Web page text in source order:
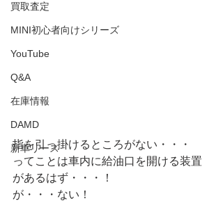
買取査定
MINI初心者向けシリーズ
YouTube
Q&A
在庫情報
DAMD
新車リース
指を引っ掛けるところがない・・・
ってことは車内に給油口を開ける装置
があるはず・・・！
が・・・ない！